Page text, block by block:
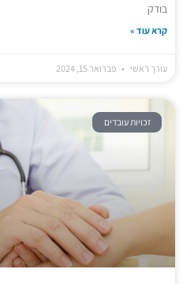
בודק
קרא עוד »
עורך ראשי פברואר 15, 2024
זכויות עובדים